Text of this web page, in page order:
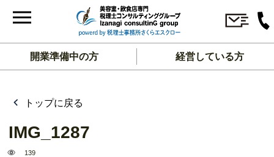
開業準備中の方 経営している方
トップに戻る
IMG_1287
139